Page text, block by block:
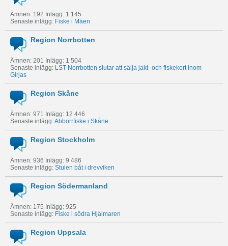
Ämnen: 192 Inlägg: 1 145
Senaste inlägg: Fiske i Mäen
Region Norrbotten
Ämnen: 201 Inlägg: 1 504
Senaste inlägg: LST Norrbotten slutar att sälja jakt- och fiskekort inom
Girjas
Region Skåne
Ämnen: 971 Inlägg: 12 446
Senaste inlägg:Abborrfiske i Skåne
Region Stockholm
Ämnen: 936 Inlägg: 9 486
Senaste inlägg: Stulen båt i drevviken
Region Södermanland
Ämnen: 175 Inlägg: 925
Senaste inlägg: Fiske i södra Hjälmaren
Region Uppsala